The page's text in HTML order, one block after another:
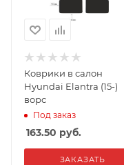
Коврики в салон
Hyundai Elantra (15-)
ворс
Под заказ
163.50 руб.
ЗАКАЗАТЬ